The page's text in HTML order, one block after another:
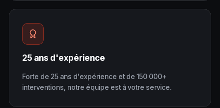
25 ans d'expérience
Forte de 25 ans d'expérience et de 150 000+
interventions, notre équipe est à votre service.